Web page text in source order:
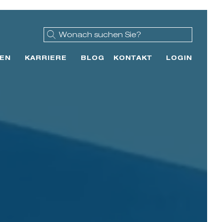
KARRIERE BLOG KONTAKT LOGIN